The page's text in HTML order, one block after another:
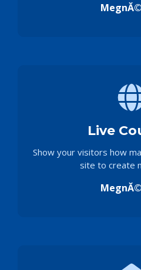
Live
Show your visitors how
site to create